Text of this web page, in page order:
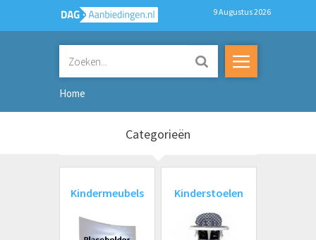
9 Augustus 2026
Home
Categorieën
Kindermeubels Kinderstoelen